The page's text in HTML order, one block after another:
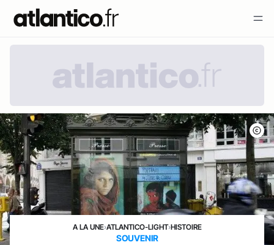
A LA UNE›ATLANTICO-LIGHT›HISTOIRE
SOUVENIR